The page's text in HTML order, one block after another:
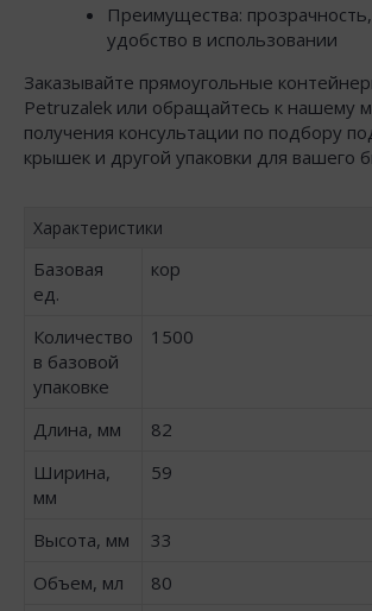
Преимущества:
удобство в использовании
Заказывайте прямоугольные
Petruzalek или обращайтесь к нашему
получения консультации по подбору
крышек и другой упаковки для вашего
Характеристики
Базовая
ед.
кор
Количество
в базовой
упаковке
1500
Длина, мм
82
Ширина,
мм
59
Высота, мм
33
Объем, мл
80